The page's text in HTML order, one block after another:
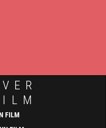
ILM
FILM